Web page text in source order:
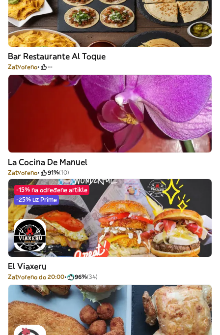
Bar Restaurante Al Toque
Zatvoreno --
La Cocina De Manuel
Zatvoreno 91%(10)
-15% na određene artikle
-25% uz Prime
El Viaxeru
Zatvoreno do 20:00 96%(34)